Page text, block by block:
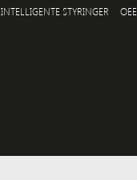
INTELLIGENTE STYRINGER OEE